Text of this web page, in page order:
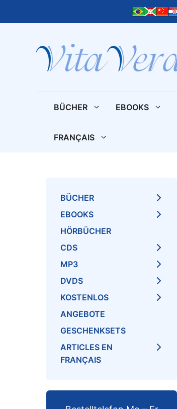
BÜCHER EBOOKS
FRANÇAIS
BÜCHER
EBOOKS
HÖRBÜCHER
CDS
MP3
DVDS
KOSTENLOS
ANGEBOTE
GESCHENKSETS
ARTICLES EN
FRANÇAIS